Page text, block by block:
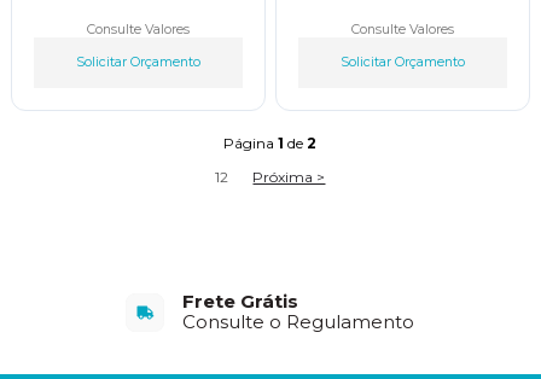
Consulte Valores
Solicitar Orçamento
Consulte Valores
Solicitar Orçamento
Página1 de2
12 Próxima >
Frete Grátis
Consulte o Regulamento